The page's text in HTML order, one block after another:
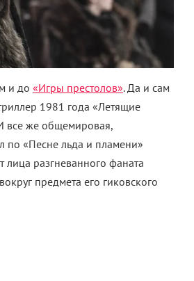
и до «Игры престолов». Да и сам
1981 года «Летящие
все же общемировая,
по «Песне льда и пламени»
лица разгневанного фаната
предмета его гиковского